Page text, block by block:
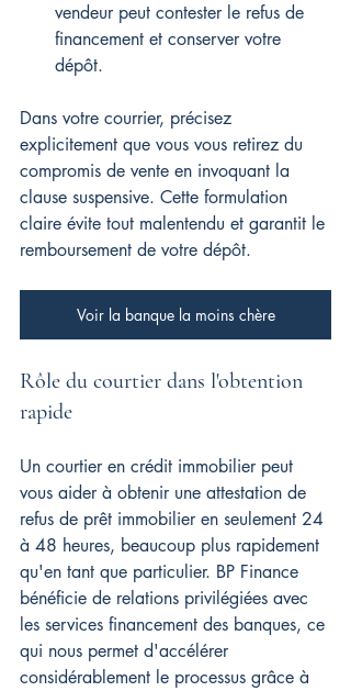
vendeur peut contester le refus de
financement et conserver votre
dépôt.
Dans votre courrier, précisez
explicitement que vous vous retirez du
compromis de vente en invoquant la
clause suspensive. Cette formulation
claire évite tout malentendu et garantit le
remboursement de votre dépôt.
Voir la banque la moins chère
Rôle du courtier dans l'obtention
rapide
Un courtier en crédit immobilier peut
vous aider à obtenir une attestation de
refus de prêt immobilier en seulement 24
à 48 heures, beaucoup plus rapidement
qu'en tant que particulier. BP Finance
bénéficie de relations privilégiées avec
les services financement des banques, ce
qui nous permet d'accélérer
considérablement le processus grâce à